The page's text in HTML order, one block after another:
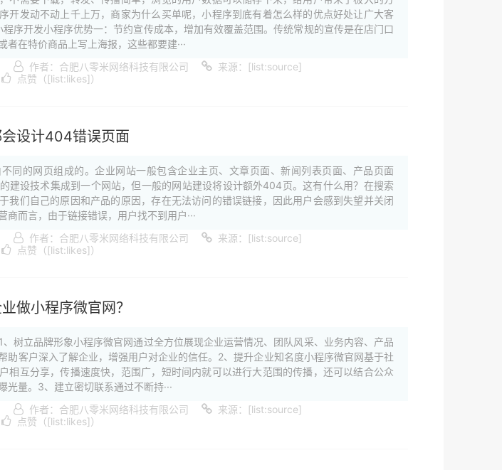
开发动不动上千上万，商家为什么买单呢，小程序到底有着怎么样的优点好处让广大客
程序开发小程序优势一：节约宣传成本，增加有效覆盖范围。传统常规的宣传是在店门口
者在特价商品上写上海报，这些都要建···
作者：合肥八零米网络科技有限公司
来源：[list:source]
点赞（[list:likes]）
设计404错误页面
同的网页组成的。企业网站一般包含企业主页、文章页面、新闻列表页面、产品页面
建设技术集成到一个网站，但一般的网站建设将设计额外404页。这有什么用？在搜索
我们自己的原因和产品的原因，存在无法访问的错误链接，因此用户会感到失望并关闭
商而言，由于链接错误，用户找不到用户···
作者：合肥八零米网络科技有限公司
来源：[list:source]
点赞（[list:likes]）
做小程序微官网？
树立品牌形象小程序微官网通过全方位展现企业运营情况、团队风采、业务内容、产品
助客户深入了解企业，增强用户对企业的信任。2、提升企业知名度小程序微官网基于社
相互分享，传播速度快，范围广，短时间内就可以进行大范围的传播，还可以结合公众
光量。3、建立密切联系通过不断持···
作者：合肥八零米网络科技有限公司
来源：[list:source]
点赞（[list:likes]）